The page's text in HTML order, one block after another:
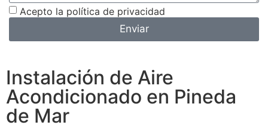
Acepto la política de privacidad
Enviar
Instalación de Aire
Acondicionado en Pineda
de Mar